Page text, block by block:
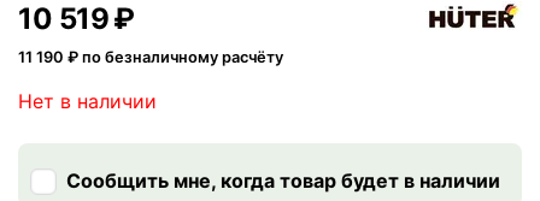
10 519₽
11 190 ₽ по безналичному расчёту
Нет в наличии
Сообщить мне, когда товар будет в наличии